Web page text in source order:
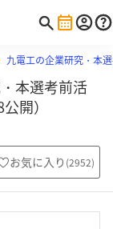
九電工の企業研究・本
本選考前活
開）
お気に入り (2952)